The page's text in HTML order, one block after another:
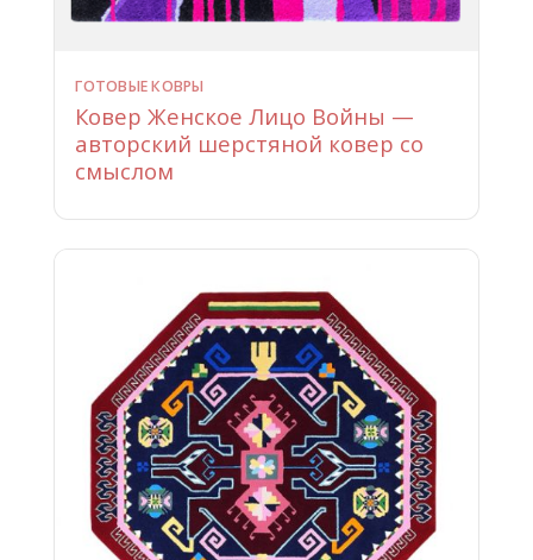
ГОТОВЫЕ КОВРЫ
Ковер Женское Лицо Войны —
авторский шерстяной ковер со
смыслом